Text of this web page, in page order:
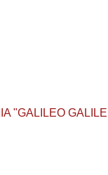
"GALILEO